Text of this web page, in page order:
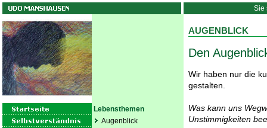
Sie
Lebensthemen
Augenblick
AUGENBLICK
Den
Wir haben nur die
gestalten.
Was kann uns
Unstimmigkeiten